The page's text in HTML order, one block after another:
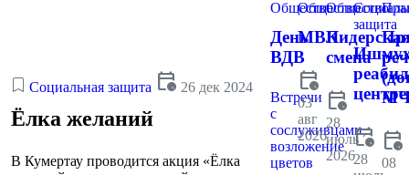
Социальная защита calendar_clock 26 дек 2024
Ёлка желаний
В Кумертау проводится акция «Ёлка
Общество
День
ВДВ
Встречи
с
сослуживцами,
возложение
цветов
Общество
МВК
calendar_clock
03
авг
2026
Общество
смена
calendar_clock
28
июль
2026
защита
центре
calendar_clock
28
calendar_clock
08